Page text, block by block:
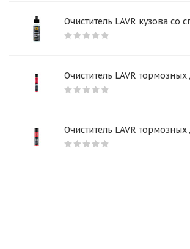
Очиститель LAVR кузова со
Очиститель LAVR тормозных
Очиститель LAVR